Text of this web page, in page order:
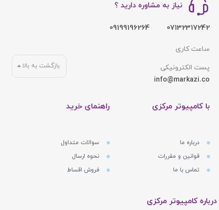
نیاز به مشاوره دارید ؟
07132317242
09199196264
ساعت کاری
پست الکترونیکی
info@markazi.co
با کامپیوتر مرکزی
درباره ما
قوانین و مقررات
تماس با ما
راهنمای خرید
سوالات متداول
نحوه ارسال
فروش اقساط
بازگشت به بالا
درباره کامپیوتر مرکزی